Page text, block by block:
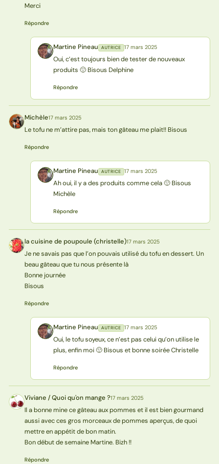
Merci
Répondre
MP Martine Pineau AUTRICE 17 mars 2025
Oui, c’est toujours bien de tester de nouveaux
produits 🙂 Bisous Delphine
Répondre
M Michèle17 mars 2025
Le tofu ne m’attire pas, mais ton gâteau me plait!! Bisous
Répondre
MP Martine Pineau AUTRICE 17 mars 2025
Ah oui, il y a des produits comme cela 🙂 Bisous
Michèle
Répondre
L( la cuisine de poupoule (christelle)17 mars 2025
Je ne savais pas que l’on pouvais utilisé du tofu en dessert. Un
beau gâteau que tu nous présente là
Bonne journée
Bisous
Répondre
MP Martine Pineau AUTRICE 17 mars 2025
Oui, le tofu soyeux, ce n’est pas celui qu’on utilise le
plus, enfin moi 🙂 Bisous et bonne soirée Christelle
Répondre
V? Viviane / Quoi qu'on mange ?17 mars 2025
Il a bonne mine ce gâteau aux pommes et il est bien gourmand
aussi avec ces gros morceaux de pommes aperçus, de quoi
mettre en appétit de bon matin.
Bon début de semaine Martine. Bizh !!
Répondre